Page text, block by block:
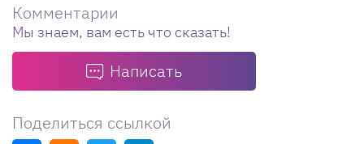
Комментарии
Мы знаем, вам есть что сказать!
Написать
Поделиться ссылкой